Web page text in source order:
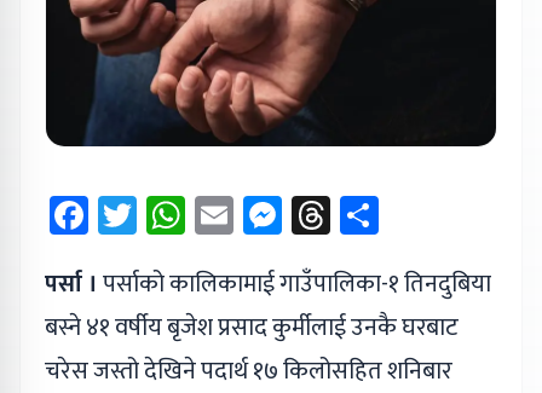
Facebook
Twitter
WhatsApp
EmailMessenger
Threads
पर्सा । पर्साको कालिकामाई गाउँपालिका-१ तिनदुबिया
बस्ने ४१ वर्षीय बृजेश प्रसाद कुर्मीलाई उनकै घरबाट
चरेस जस्तो देखिने पदार्थ १७ किलोसहित शनिबार